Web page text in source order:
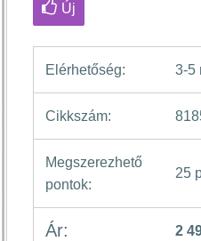
Új
Elérhetőség: 3-5
Cikkszám:
Megszerezhető
pontok:
25
Ár: 2